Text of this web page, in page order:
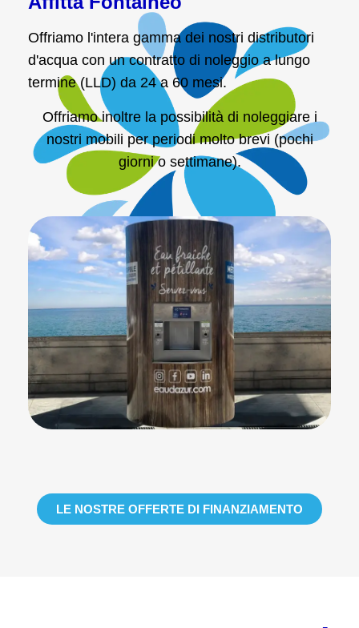
Offriamo l'intera gamma dei nostri distributori
d'acqua con un contratto di noleggio a lungo
termine (LLD) da 24 a 60 mesi.
Offriamo inoltre la possibilità di noleggiare i
nostri mobili per periodi molto brevi (pochi
giorni o settimane).
LE NOSTRE OFFERTE DI FINANZIAMENTO